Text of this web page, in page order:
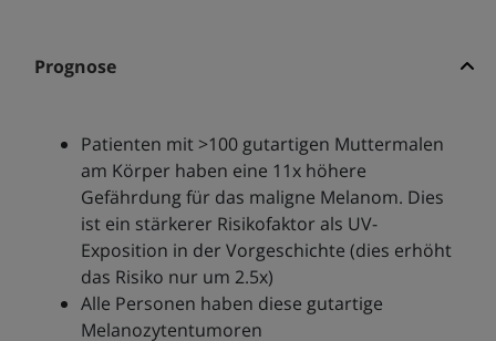
Prognose
Patienten mit >100 gutartigen Muttermalen
am Körper haben eine 11x höhere
Gefährdung für das maligne Melanom. Dies
ist ein stärkerer Risikofaktor als UV-
Exposition in der Vorgeschichte (dies erhöht
das Risiko nur um 2.5x)
Alle Personen haben diese gutartige
Melanozytentumoren